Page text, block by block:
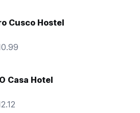
Cusco Hostel
Casa Hotel